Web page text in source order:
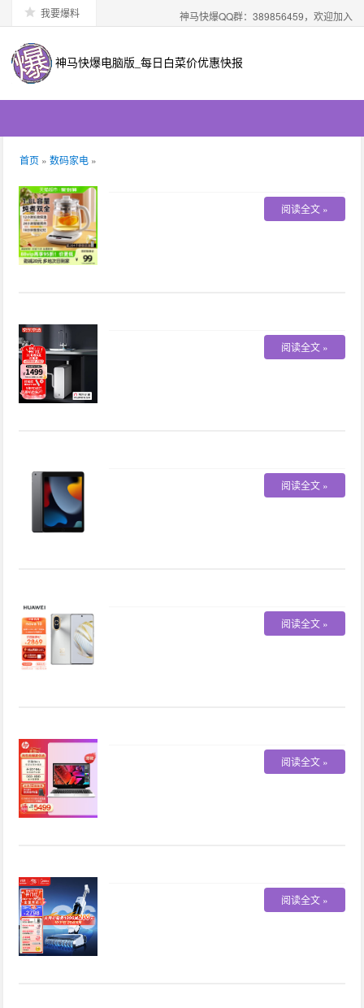
我要爆料 神马快爆QQ群：389856459，欢迎加入
神马快爆电脑版_每日白菜价优惠快报
首页 » 数码家电 »
阅读全文 »
阅读全文 »
阅读全文 »
阅读全文 »
阅读全文 »
阅读全文 »